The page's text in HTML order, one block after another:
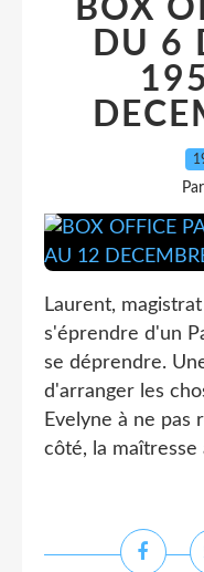
BOX
DU 6
Laurent,
s'éprendre d'un
se déprendre.
d'arranger les
Evelyne à ne pas
côté, la maîtresse